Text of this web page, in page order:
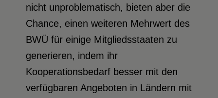
nicht unproblematisch, bieten aber die
Chance, einen weiteren Mehrwert des
BWÜ für einige Mitgliedsstaaten zu
generieren, indem ihr
Kooperationsbedarf besser mit den
verfügbaren Angeboten in Ländern mit